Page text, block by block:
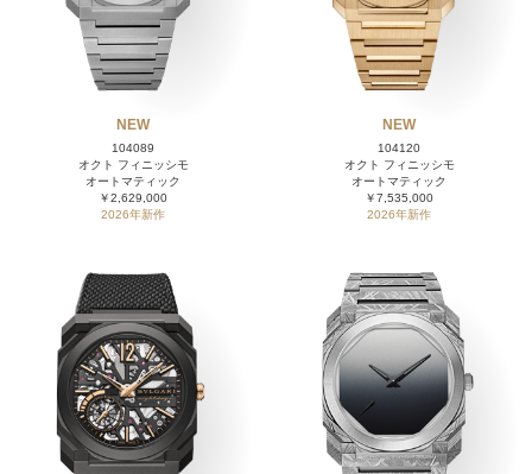
NEW
104089
オクト フィニッシモ
オートマティック
￥2,629,000
2026年新作
NEW
104120
オクト フィニッシモ
オートマティック
￥7,535,000
2026年新作